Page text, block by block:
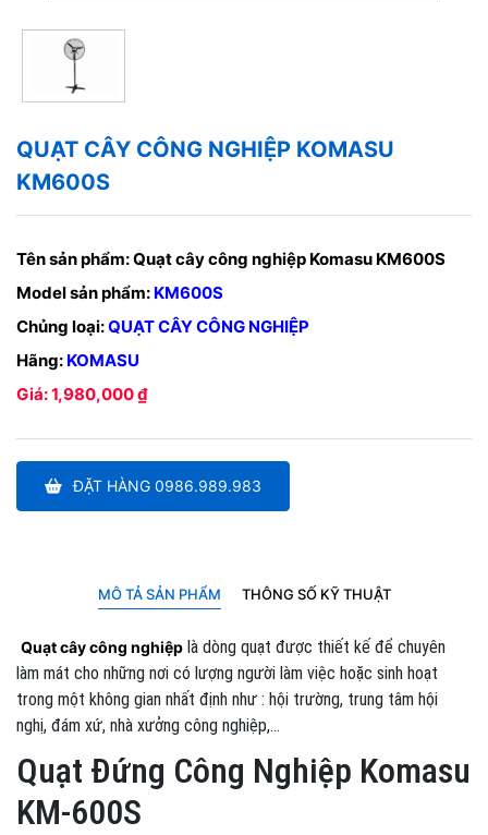
QUẠT CÂY CÔNG NGHIỆP KOMASU
KM600S
Tên sản phẩm:Quạt cây công nghiệp Komasu KM600S
Model sản phẩm: KM600S
Chủng loại:QUẠT CÂY CÔNG NGHIỆP
Hãng: KOMASU
Giá: 1,980,000 ₫
ĐẶT HÀNG 0986.989.983
MÔ TẢ SẢN PHẨM THÔNG SỐ KỸ THUẬT
Quạt cây công nghiệp là dòng quạt được thiết kế để chuyên
làm mát cho những nơi có lượng người làm việc hoặc sinh hoạt
trong một không gian nhất định như : hội trường, trung tâm hội
nghị, đám xứ, nhà xưởng công nghiệp,…
Quạt Đứng Công Nghiệp Komasu
KM-600S